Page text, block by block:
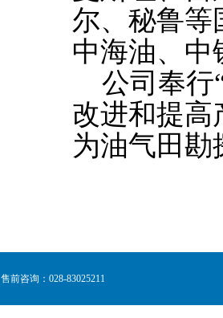
尔、秘鲁等
中海油、中
公司奉行
改进和提高
为油气田勘
售前咨询：028-83025211